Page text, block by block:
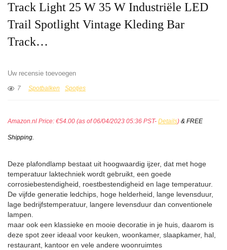
Track Light 25 W 35 W Industriële LED
Trail Spotlight Vintage Kleding Bar
Track…
Uw recensie toevoegen
7 Spotbalken Spotjes
Amazon.nl Price: €54.00 (as of 06/04/2023 05:36 PST- Details) & FREE
Shipping.
Deze plafondlamp bestaat uit hoogwaardig ijzer, dat met hoge
temperatuur laktechniek wordt gebruikt, een goede
corrosiebestendigheid, roestbestendigheid en lage temperatuur.
De vijfde generatie ledchips, hoge helderheid, lange levensduur,
lage bedrijfstemperatuur, langere levensduur dan conventionele
lampen.
maar ook een klassieke en mooie decoratie in je huis, daarom is
deze spot zeer ideaal voor keuken, woonkamer, slaapkamer, hal,
restaurant, kantoor en vele andere woonruimtes